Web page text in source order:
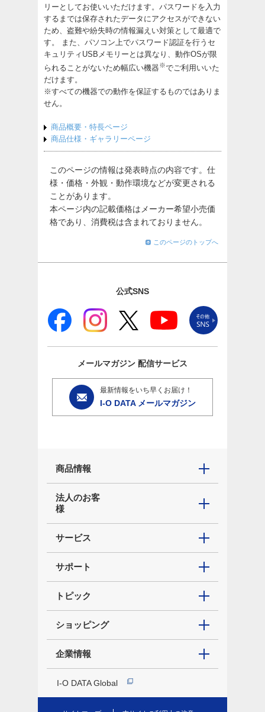
リーとしてお使いいただけます。パスワードを入力
するまでは保存されたデータにアクセスができない
ため、盗難や紛失時の情報漏えい対策として最適で
す。 また、パソコン上でパスワード認証を行うセ
キュリティUSBメモリーとは異なり、動作OSが限
られることがないため幅広い機器※でご利用いいた
だけます。
※すべての機器での動作を保証するものではありま
せん。
商品概要・特長ページ
商品仕様・ギャラリーページ
このページの情報は発表時点の内容です。仕
様・価格・外観・動作環境などが変更される
ことがあります。
本ページ内の記載価格はメーカー希望小売価
格であり、消費税は含まれておりません。
このページのトップへ
公式SNS
メールマガジン 配信サービス
最新情報をいち早くお届け！
I-O DATA メールマガジン
商品情報
法人のお客
様
サービス
サポート
トピック
ショッピング
企業情報
I-O DATA Global